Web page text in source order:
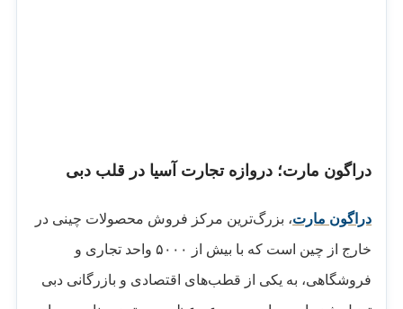
دراگون مارت؛ دروازه تجارت آسیا در قلب دبی
دراگون مارت، بزرگ‌ترین مرکز فروش محصولات چینی در
خارج از چین است که با بیش از ۵۰۰۰ واحد تجاری و
فروشگاهی، به یکی از قطب‌های اقتصادی و بازرگانی دبی